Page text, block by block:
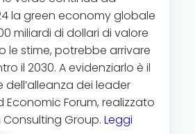
la green economy globale
miliardi di dollari di valore
le stime, potrebbe arrivare
il 2030. A evidenziarlo è il
dei leader
Economic Forum, realizzato
Group. Leggi